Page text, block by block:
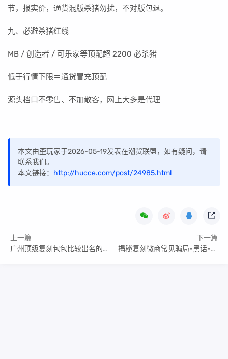
节，报实价，通货混版杀猪勿扰，不对版包退。
九、必避杀猪红线
MB / 创造者 / 可乐家等顶配超 2200 必杀猪
低于行情下限＝通货冒充顶配
源头档口不零售、不加散客，网上大多是代理
本文由歪玩家于2026-05-19发表在潮货联盟，如有疑问，请
联系我们。
本文链接： http://hucce.com/post/24985.html
上一篇
广州顶级复刻包包比较出名的工厂或档口代号
下一篇
揭秘复刻微商常见骗局-黑话-术语-微商评测-靠谱商家推荐